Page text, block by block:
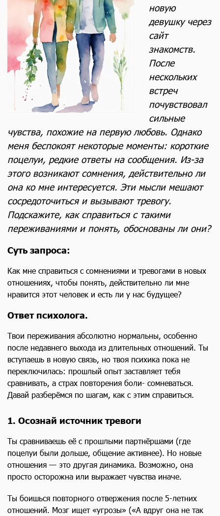
новую
девушку через
сайт
знакомств.
После
нескольких
встреч
почувствовал
сильные
чувства, похожие на первую любовь. Однако
меня беспокоят некоторые моменты: короткие
поцелуи, редкие ответы на сообщения. Из-за
этого возникают сомнения, действительно ли
она ко мне интересуется. Эти мысли мешают
сосредоточиться и вызывают тревогу.
Подскажите, как справиться с такими
переживаниями и понять, обоснованы ли они?
Суть запроса:
Как мне справиться с сомнениями и тревогами в новых
отношениях, чтобы понять, действительно ли мне
нравится этот человек и есть ли у нас будущее?
Ответ психолога.
Твои переживания абсолютно нормальны, особенно
после недавнего выхода из длительных отношений. Ты
вступаешь в новую связь, но твоя психика пока не
переключилась: прошлый опыт заставляет тебя
сравнивать, а страх повторения боли- сомневаться.
Давай разберёмся по шагам, как с этим справиться.
1. Осознай источник тревоги
Ты сравниваешь её с прошлыми партнёршами (где
поцелуи были дольше, общение активнее). Но новые
отношения — это другая динамика. Возможно, она
просто осторожна или выражает чувства иначе.
Ты боишься повторного отвержения после 5-летних
отношений. Мозг ищет «угрозы» («А вдруг она не так